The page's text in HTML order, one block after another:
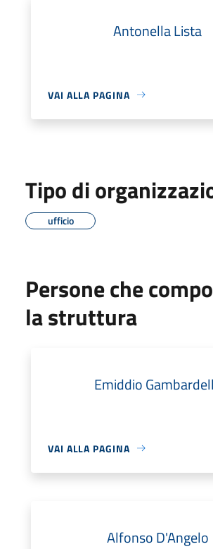
Antonella Lista
VAI ALLA PAGINA
Tipo di
ufficio
Persone che
la struttura
Emiddio
VAI ALLA PAGINA
Alfonso D'Angelo